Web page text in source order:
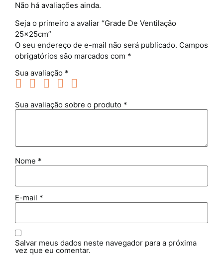
Não há avaliações ainda.
Seja o primeiro a avaliar “Grade De Ventilação
25x25cm”
O seu endereço de e-mail não será publicado. Campos
obrigatórios são marcados com *
Sua avaliação *
Sua avaliação sobre o produto *
Nome *
E-mail *
Salvar meus dados neste navegador para a próxima
vez que eu comentar.